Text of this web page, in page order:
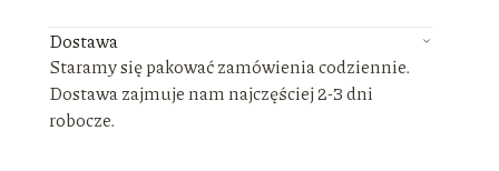
Dostawa
Staramy się pakować zamówienia codziennie.
Dostawa zajmuje nam najczęściej 2-3 dni
robocze.